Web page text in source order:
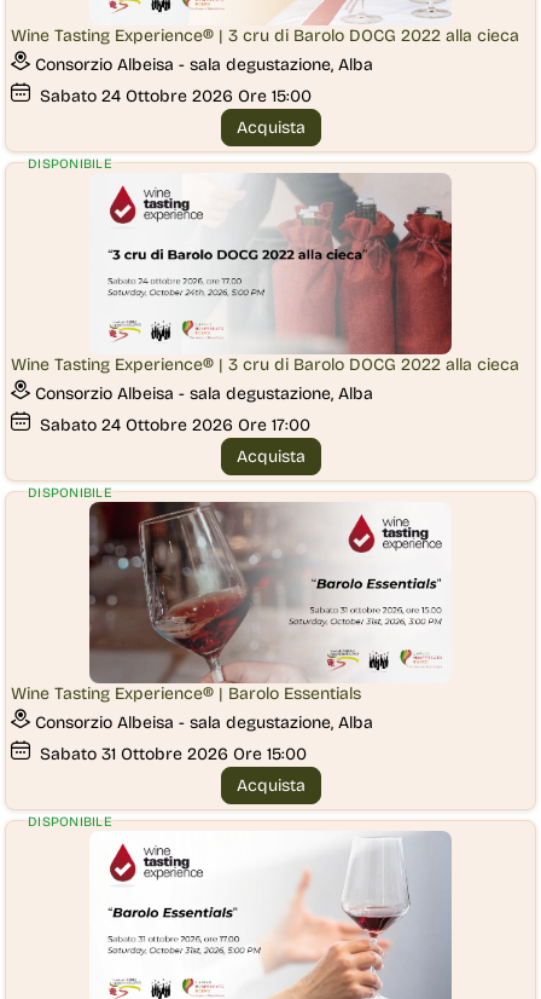
Wine Tasting Experience® | 3 cru di Barolo DOCG 2022 alla cieca
Consorzio Albeisa - sala degustazione, Alba
Sabato 24 Ottobre 2026 Ore 15:00
Acquista
Wine Tasting Experience® | 3 cru di Barolo DOCG 2022 alla cieca
Consorzio Albeisa - sala degustazione, Alba
Sabato 24 Ottobre 2026 Ore 17:00
DISPONIBILE
Acquista
Wine Tasting Experience® | Barolo Essentials
Consorzio Albeisa - sala degustazione, Alba
Sabato 31 Ottobre 2026 Ore 15:00
DISPONIBILE
Acquista
DISPONIBILE